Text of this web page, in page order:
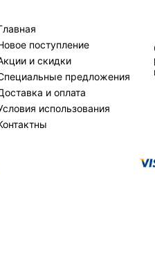
поступление
и скидки
предложения
и оплата
использования